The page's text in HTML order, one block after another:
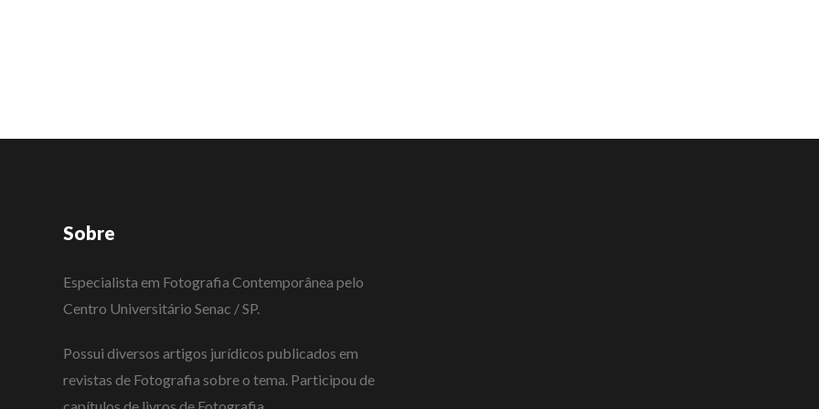
Sobre
Especialista em Fotografia Contemporânea pelo
Centro Universitário Senac / SP.
Possui diversos artigos jurídicos publicados em
revistas de Fotografia sobre o tema. Participou de